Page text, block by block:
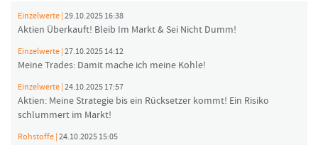
Einzelwerte | 29.10.2025 16:38
Aktien Überkauft! Bleib Im Markt & Sei Nicht Dumm!
Einzelwerte | 27.10.2025 14:12
Meine Trades: Damit mache ich meine Kohle!
Einzelwerte | 24.10.2025 17:57
Aktien: Meine Strategie bis ein Rücksetzer kommt! Ein Risiko
schlummert im Markt!
Rohstoffe | 24.10.2025 15:05